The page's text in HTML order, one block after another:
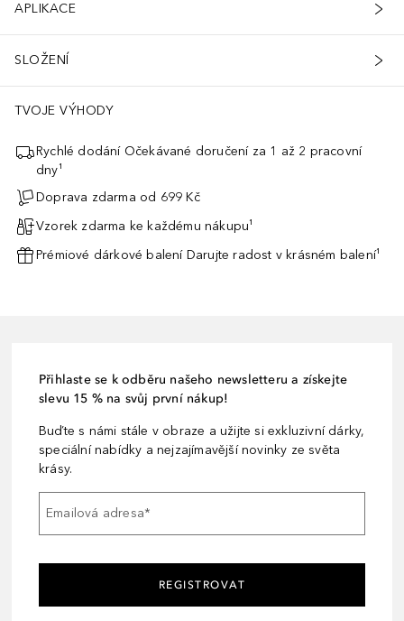
APLIKACE
SLOŽENÍ
TVOJE VÝHODY
Rychlé dodání Očekávané doručení za 1 až 2 pracovní
dny¹
Doprava zdarma od 699 Kč
Vzorek zdarma ke každému nákupu¹
Prémiové dárkové balení Darujte radost v krásném balení¹
Přihlaste se k odběru našeho newsletteru a získejte
slevu 15 % na svůj první nákup!
Buďte s námi stále v obraze a užijte si exkluzivní dárky,
speciální nabídky a nejzajímavější novinky ze světa
krásy.
Emailová adresa*
REGISTROVAT